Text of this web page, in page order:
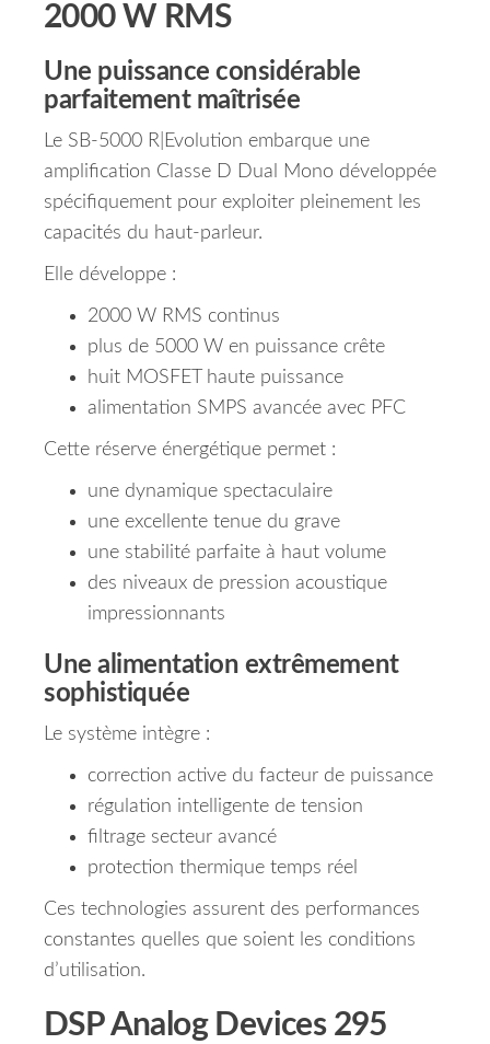
2000 W RMS
Une puissance considérable
parfaitement maîtrisée
Le SB-5000 R|Evolution embarque une
amplification Classe D Dual Mono développée
spécifiquement pour exploiter pleinement les
capacités du haut-parleur.
Elle développe :
2000 W RMS continus
plus de 5000 W en puissance crête
huit MOSFET haute puissance
alimentation SMPS avancée avec PFC
Cette réserve énergétique permet :
une dynamique spectaculaire
une excellente tenue du grave
une stabilité parfaite à haut volume
des niveaux de pression acoustique
impressionnants
Une alimentation extrêmement
sophistiquée
Le système intègre :
correction active du facteur de puissance
régulation intelligente de tension
filtrage secteur avancé
protection thermique temps réel
Ces technologies assurent des performances
constantes quelles que soient les conditions
d’utilisation.
DSP Analog Devices 295